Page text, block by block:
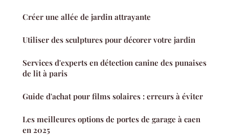
Créer une allée de jardin attrayante
Utiliser des sculptures pour décorer votre jardin
Services d'experts en détection canine des punaises
de lit à paris
Guide d'achat pour films solaires : erreurs à éviter
Les meilleures options de portes de garage à caen
en 2025